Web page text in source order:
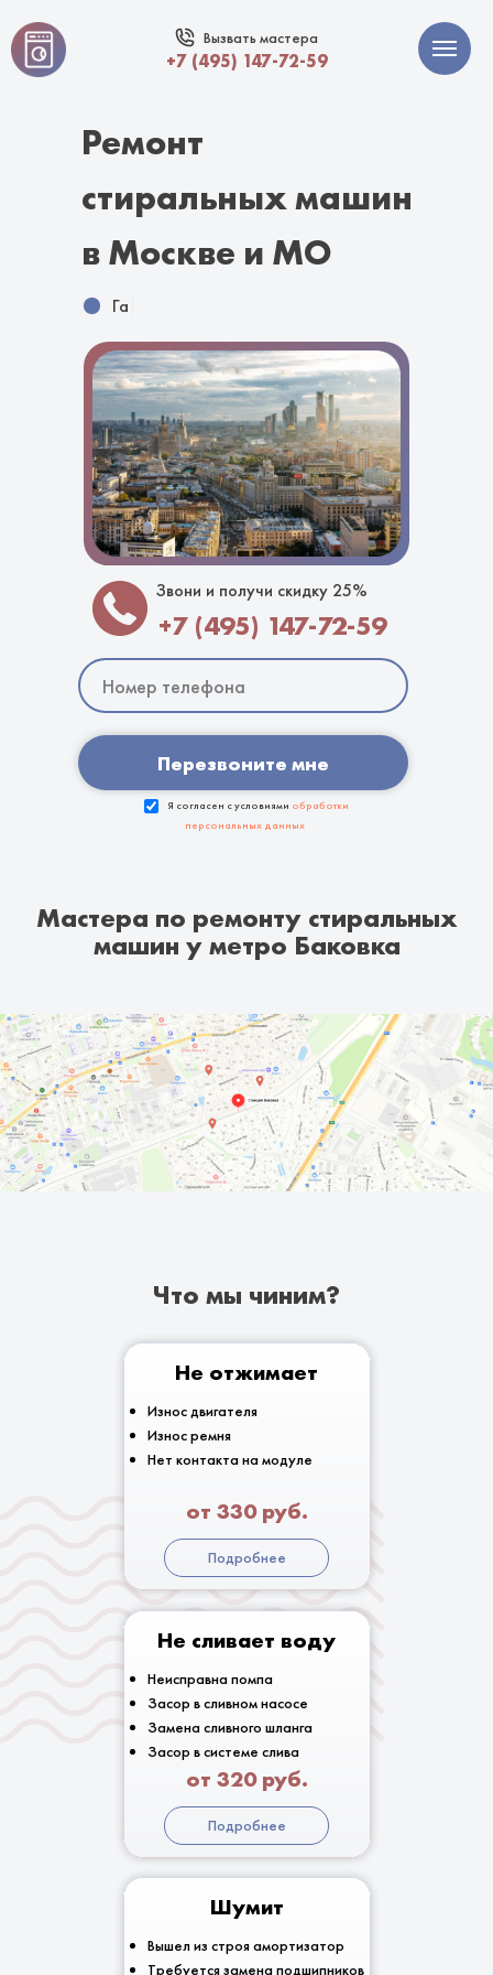
Вызвать мастера
+7 (495) 147-72-59
Гаранти
Перезвоните мне
Я согласен с условиями обработки
персональных данных
+7 (495) 147-72-59
Звони и получи скидку 25%
Ремонт
стиральных машин
в Москве и МО
Мастера по ремонту стиральных
машин у метро Баковка
Что мы чиним?
Не отжимает
Износ двигателя
Износ ремня
Нет контакта на модуле
от 330 руб.
Подробнее
Подробнее
от 320 руб.
Неисправна помпа
Засор в сливном насосе
Замена сливного шланга
Засор в системе слива
Не сливает воду
Шумит
Вышел из строя амортизатор
Требуется замена подшипников